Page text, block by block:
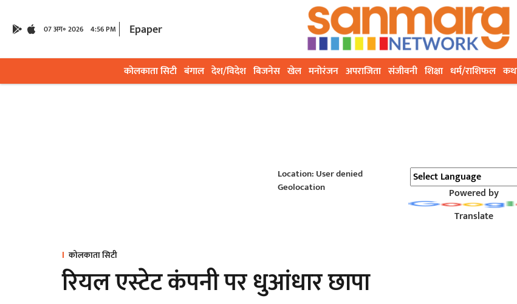
07 अग॰ 2026 4:56 PM Epaper
कोलकाता सिटी बंगाल देश/विदेश बिजनेस खेल मनोरंजन अपराजिता संजीवनी शिक्षा धर्म/राशिफल
Location: User denied
Geolocation
Powered by
Translate
कोलकाता सिटी
रियल एस्टेट कंपनी पर धुआंधार छापा